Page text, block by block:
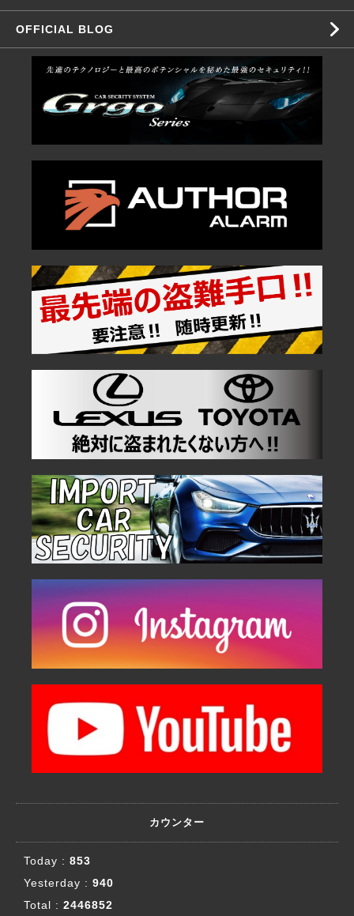
OFFICIAL BLOG
カウンター
Today : 853
Yesterday : 940
Total : 2446852